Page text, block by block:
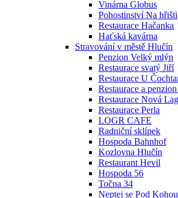
Vinárna Globus
Pohostinství Na hřišti
Restaurace Hačanka
Haťská kavárna
Stravování v městě Hlučín
Penzion Velký mlýn
Restaurace svatý Jiří
Restaurace U
Restaurace a
Restaurace Nová
Restaurace Perla
LOGR CAFE
Radniční sklípek
Hospoda Bahnhof
Kozlovna Hlučín
Restaurant Hevil
Hospoda 56
Točna 34
Neptej se Pod